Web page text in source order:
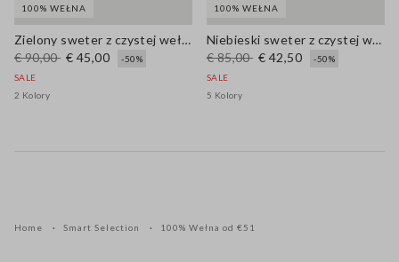
100% WEŁNA
Zielony sweter z czystej wełny o regularnym kroju z kołnierzem polo
€ 90,00 € 45,00
-50%
SALE
2 Kolory
100% WEŁNA
Niebieski sweter z czystej wełny oversize
€ 85,00 € 42,50
-50%
SALE
5 Kolory
Home Smart Selection 100% Wełna od €51